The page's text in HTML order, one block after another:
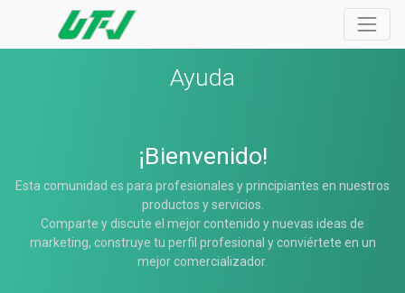
Ayuda
¡Bienvenido!
Esta comunidad es para profesionales y principiantes en nuestros
productos y servicios.
Comparte y discute el mejor contenido y nuevas ideas de
marketing, construye tu perfil profesional y conviértete en un
mejor comercializador.